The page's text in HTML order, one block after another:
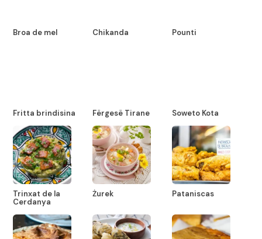
Broa de mel Chikanda Pounti
Fritta brindisina Fërgesë Tirane Soweto Kota
Trinxat de la
Cerdanya
Żurek Pataniscas